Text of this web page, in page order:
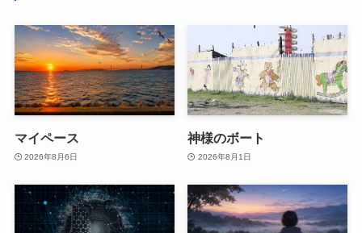
マイペース
2026年8月6日
神様のボート
2026年8月1日